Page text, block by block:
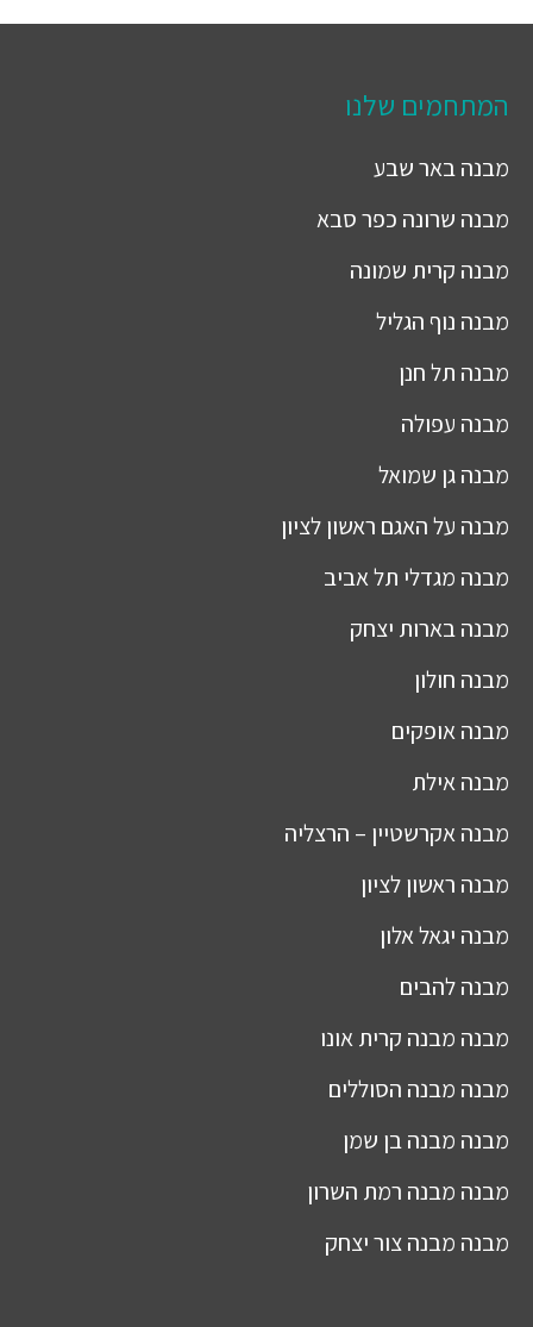
המתחמים שלנו
מבנהבאר שבע
מבנה שרונה כפר סבא
מבנה קרית שמונה
מבנה נוף הגליל
מבנה תל חנן
מבנה עפולה
מבנהגן שמואל
מבנה על האגם ראשון לציון
מבנה מגדלי תל אביב
מבנהבארות יצחק
מבנה חולון
מבנהאופקים
מבנהאילת
מבנהאקרשטיין – הרצליה
מבנה ראשון לציון
מבנה יגאל אלון
מבנהלהבים
מבנה מבנה קרית אונו
מבנה מבנה הסוללים
מבנה מבנה בן שמן
מבנה מבנה רמת השרון
מבנה מבנה צור יצחק